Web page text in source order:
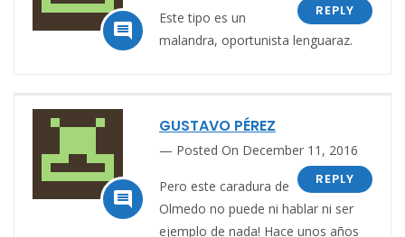

REPLY
Este tipo es un
malandra, oportunista lenguaraz.

GUSTAVO PÉREZ
Posted On December 11, 2016
REPLY
Pero este caradura de
Olmedo no puede ni hablar ni ser
ejemplo de nada! Hace unos años